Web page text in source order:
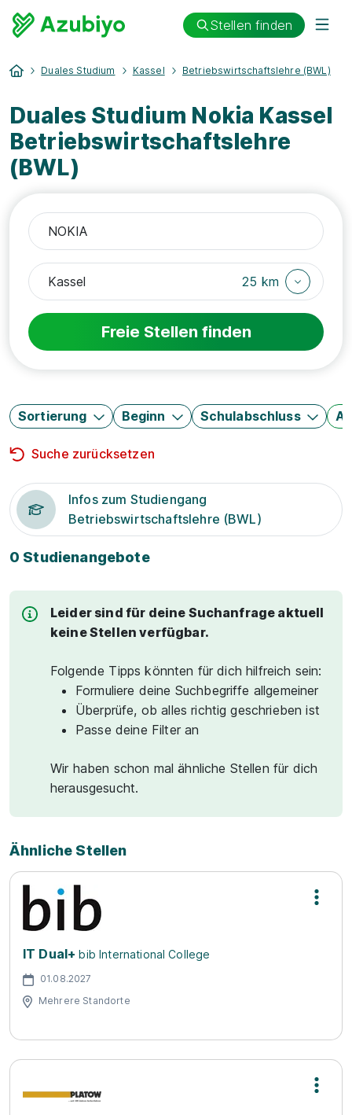
Stellen finden
Duales Studium Kassel Betriebswirtschaftslehre (BWL)
Duales Studium Nokia Kassel
Betriebswirtschaftslehre
(BWL)
25 km
Freie Stellen finden
Sortierung Beginn Schulabschluss
Suche zurücksetzen
Infos zum Studiengang
Betriebswirtschaftslehre (BWL)
0 Studienangebote
Leider sind für deine Suchanfrage aktuell
keine Stellen verfügbar.
Folgende Tipps könnten für dich hilfreich sein:
Formuliere deine Suchbegriffe allgemeiner
Überprüfe, ob alles richtig geschrieben ist
Passe deine Filter an
Wir haben schon mal ähnliche Stellen für dich
herausgesucht.
Ähnliche Stellen
IT Dual+ bib International College
01.08.2027
Mehrere Standorte